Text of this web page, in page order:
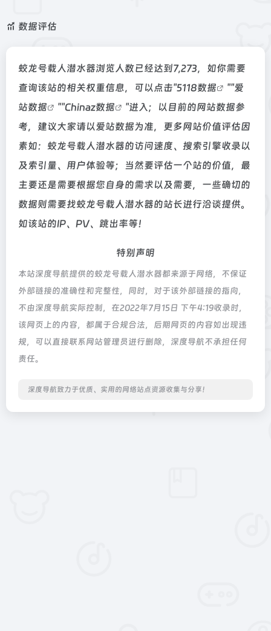
数据评估
蛟龙号载人潜水器浏览人数已经达到7,273，如你需要
查询该站的相关权重信息，可以点击"5118数据 ""爱
站数据
""Chinaz数据
"进入；以目前的网站数据参
考，建议大家请以爱站数据为准，更多网站价值评估因
素如：蛟龙号载人潜水器的访问速度、搜索引擎收录以
及索引量、用户体验等；当然要评估一个站的价值，最
主要还是需要根据您自身的需求以及需要，一些确切的
数据则需要找蛟龙号载人潜水器的站长进行洽谈提供。
如该站的IP、PV、跳出率等！
特别声明
本站深度导航提供的蛟龙号载人潜水器都来源于网络，不保证
外部链接的准确性和完整性，同时，对于该外部链接的指向，
不由深度导航实际控制，在2022年7月15日 下午4:19收录时，
该网页上的内容，都属于合规合法，后期网页的内容如出现违
规，可以直接联系网站管理员进行删除，深度导航不承担任何
责任。
深度导航致力于优质、实用的网络站点资源收集与分享！